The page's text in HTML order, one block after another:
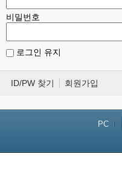
비밀번호
로그인 유지
ID/PW 찾기 회원가입
PC